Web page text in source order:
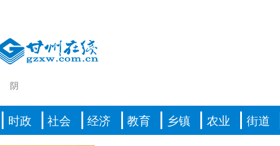
阴
时政 社会 经济 教育 乡镇 农业 街道